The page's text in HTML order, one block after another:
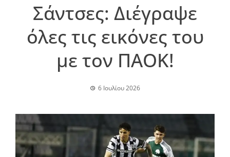
Σάντσες: Διέγραψε
όλες τις εικόνες του
με τον ΠΑΟΚ!
6 Ιουλίου 2026